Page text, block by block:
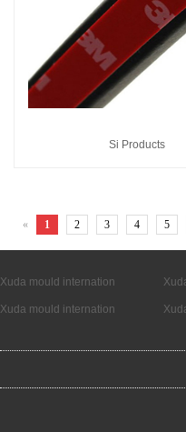
Si Products
« 1 2 3 4 5
Xuda mould internation
Xuda mould internation